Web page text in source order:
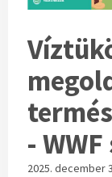
-
2025. december